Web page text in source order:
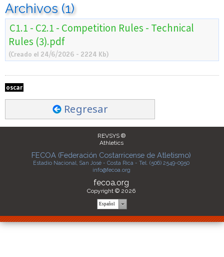
Archivos (1)
C1.1 - C2.1 - Competition Rules - Technical
Rules (3).pdf
(Creado el 24/6/2026 - 2224 Kb)
oscar
Regresar
REVSYS ®
Athletics
FECOA (Federación Costarricense de Atletismo)
Estadio Nacional, San José - Costa Rica - Tel. (506) 2549-0950
info@fecoa.org
fecoa.org
Copyright © 2026